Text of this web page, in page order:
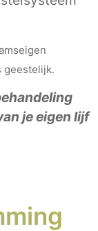
geestelijk.
je eigen lijf